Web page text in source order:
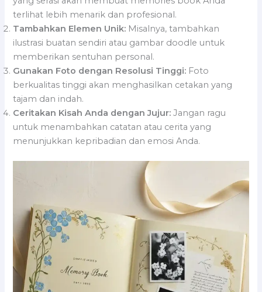
terlihat lebih menarik dan profesional.
Tambahkan Elemen Unik: Misalnya, tambahkan
ilustrasi buatan sendiri atau gambar doodle untuk
memberikan sentuhan personal.
Gunakan Foto dengan Resolusi Tinggi: Foto
berkualitas tinggi akan menghasilkan cetakan yang
tajam dan indah.
Ceritakan Kisah Anda dengan Jujur: Jangan ragu
untuk menambahkan catatan atau cerita yang
menunjukkan kepribadian dan emosi Anda.